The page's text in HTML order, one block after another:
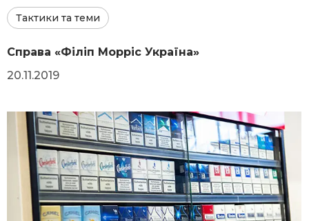
Тактики та теми
Справа «Філіп Морріс Україна»
20.11.2019